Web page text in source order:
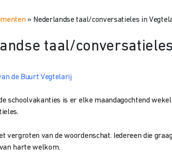
» Nederlandse taal/conversatieles in
taal/
de Buurt Vegtelarij
schoolvakanties is er elke maandagochtend
vergroten van de woordenschat. Iedereen die
harte welkom.